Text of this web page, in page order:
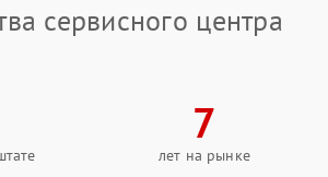
сервисного центра
7
лет на рынке